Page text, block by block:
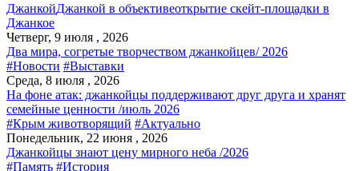
ДжанкойДжанкой в объективеоткрытие скейт-площадки в
Джанкое
Четверг, 9 июля , 2026
Два мира, согретые творчеством джанкойцев/ 2026
#Новости #Выставки
Среда, 8 июля , 2026
На фоне атак: джанкойцы поддерживают друг друга и хранят
семейные ценности /июль 2026
#Крым животворящий #Актуально
Понедельник, 22 июня , 2026
Джанкойцы знают цену мирного неба /2026
#Память #История